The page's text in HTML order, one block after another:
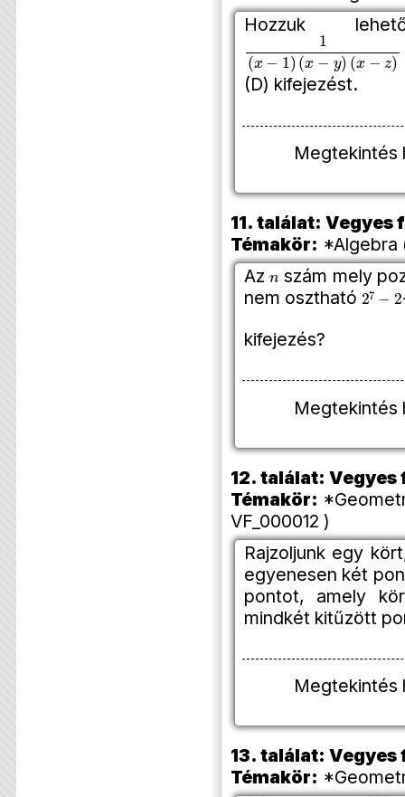
Hozzuk
y)
(D) kifejezést.
11. találat: Vegyes
Témakör: *Algebra
Azn szám mely
nem osztható 27− 2
kifejezés?
12. találat:
Témakör:
VF_000012 )
Rajzoljunk egy
egyenesen két
pontot, amely
mindkét kitűzött
13. találat:
Témakör: